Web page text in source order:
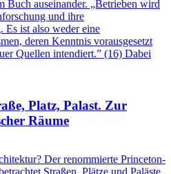
Buch auseinander. „Betrieben wird
und ihre
Es ist also weder eine
deren Kenntnis vorausgesetzt
Quellen intendiert.” (16) Dabei
Platz, Palast. Zur
Räume
Der renommierte Princeton-